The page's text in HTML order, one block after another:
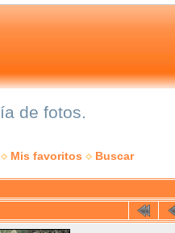
de fotos.
Mis favoritos Buscar